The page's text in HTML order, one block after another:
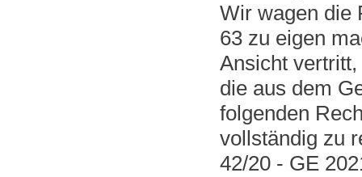
Wir wagen die
63 zu eigen
Ansicht
die aus dem
folgenden
vollständig zu
42/20 - GE